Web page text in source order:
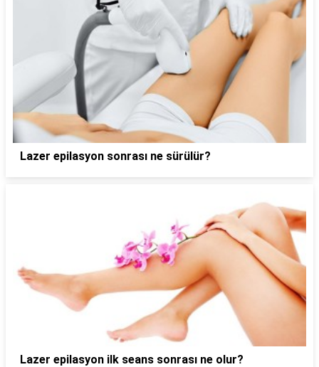
Lazer epilasyon sonrası ne sürülür?
Lazer epilasyon ilk seans sonrası ne olur?